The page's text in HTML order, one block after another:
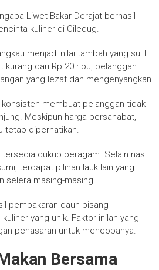
Liwet Bakar Derajat berhasil
kuliner di Ciledug.
menjadi nilai tambah yang sulit
kurang dari Rp 20 ribu, pelanggan
yang lezat dan mengenyangkan.
konsisten membuat pelanggan tidak
Meskipun harga bersahabat,
tetap diperhatikan.
tersedia cukup beragam. Selain nasi
terdapat pilihan lauk lain yang
selera masing-masing.
pembakaran daun pisang
yang unik. Faktor inilah yang
penasaran untuk mencobanya.
Bersama